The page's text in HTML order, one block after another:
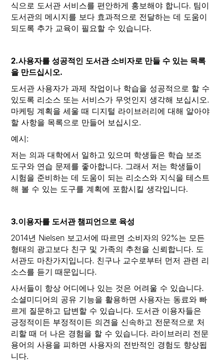
식으로 도서관 서비스를 편안하게 홍보해야 합니다. 팀이
도서관의 메시지를 보다 효과적으로 전달하는 데 도움이
되도록 추가 교육이 필요할 수 있습니다.
2.사용자를 성공적인 도서관 소비자로 만들 수 있는 목록
을 만드십시오.
도서관 사용자가 과제 작업이나 학습을 성공적으로 할 수
있도록 리소스 또는 서비스가 무엇인지 생각해 보십시오.
마케팅 계획을 세울 때 디지털 라이브러리에 대해 알아야
할 사항을 목록으로 만들어 보십시오.
예시:
저는 의과 대학에서 일하고 있으며 학생들은 학습 보조
도구와 연습 문제를 좋아합니다. 그래서 저는 학생들이
시험을 준비하는 데 도움이 되는 리소스와 지식을 테스트
해 볼 수 있는 도구를 계획에 포함시킬 생각입니다.
3.이용자를 도서관 챔피언으로 육성
2014년 Nielsen 보고서에 따르면 소비자의 92%는 모든
형태의 광고보다 친구 및 가족의 추천을 신뢰합니다. 도
서관도 마찬가지입니다. 친구나 교수로부터 먼저 관련 리
소스를 듣기 때문입니다.
사서들이 항상 어디에나 있는 것은 어려울 수 있습니다.
소셜미디어의 공유 기능을 활용하면 사용자는 동료와 빠
르게 질문하고 답변할 수 있습니다. 도서관 이용자들은
긍정적이든 부정적이든 의견을 신속하고 전문적으로 처
리할 때 더 나은 경험을 할 수 있습니다. 라이브러리 전문
용어의 사용을 피하면 사용자의 전반적인 경험도 향상됩
니다.